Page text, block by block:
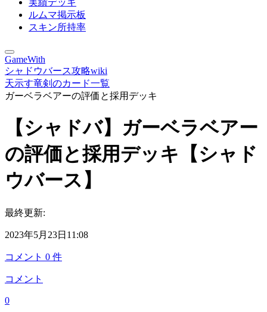
実績デッキ
ルムマ掲示板
スキン所持率
GameWith
シャドウバース攻略wiki
天示す竜剣のカード一覧
ガーベラベアーの評価と採用デッキ
【シャドバ】ガーベラベアー
の評価と採用デッキ【シャド
ウバース】
最終更新:
2023年5月23日11:08
コメント 0 件
コメント
0